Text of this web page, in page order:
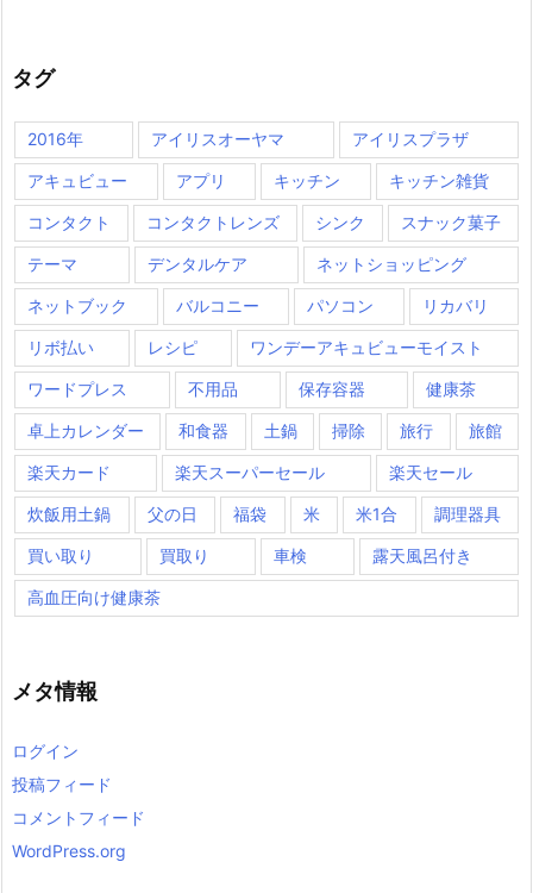
タグ
2016年 アイリスオーヤマ アイリスプラザ
アキュビュー アプリ キッチン キッチン雑貨
コンタクト コンタクトレンズ シンク スナック菓子
テーマ デンタルケア ネットショッピング
ネットブック バルコニー パソコン リカバリ
リボ払い レシピ ワンデーアキュビューモイスト
ワードプレス 不用品 保存容器 健康茶
卓上カレンダー 和食器 土鍋 掃除 旅行 旅館
楽天カード 楽天スーパーセール 楽天セール
炊飯用土鍋 父の日 福袋 米 米1合 調理器具
買い取り 買取り 車検 露天風呂付き
高血圧向け健康茶
メタ情報
ログイン
投稿フィード
コメントフィード
WordPress.org